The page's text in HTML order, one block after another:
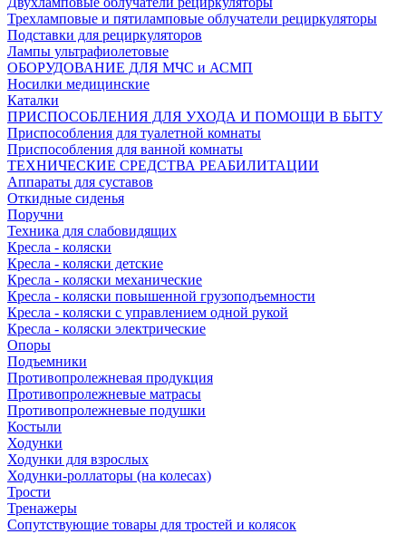
Трехламповые и пятиламповые облучатели рециркуляторы
Подставки для рециркуляторов
Лампы ультрафиолетовые
ОБОРУДОВАНИЕ ДЛЯ МЧС и АСМП
Носилки медицинские
Каталки
ПРИСПОСОБЛЕНИЯ ДЛЯ УХОДА И ПОМОЩИ В БЫТУ
Приспособления для туалетной комнаты
Приспособления для ванной комнаты
ТЕХНИЧЕСКИЕ СРЕДСТВА РЕАБИЛИТАЦИИ
Аппараты для суставов
Откидные сиденья
Поручни
Техника для слабовидящих
Кресла - коляски
Кресла - коляски детские
Кресла - коляски механические
Кресла - коляски повышенной грузоподъемности
Кресла - коляски с управлением одной рукой
Кресла - коляски электрические
Опоры
Подъемники
Противопролежневая продукция
Противопролежневые матрасы
Противопролежневые подушки
Костыли
Ходунки
Ходунки для взрослых
Ходунки-роллаторы (на колесах)
Трости
Тренажеры
Сопутствующие товары для тростей и колясок